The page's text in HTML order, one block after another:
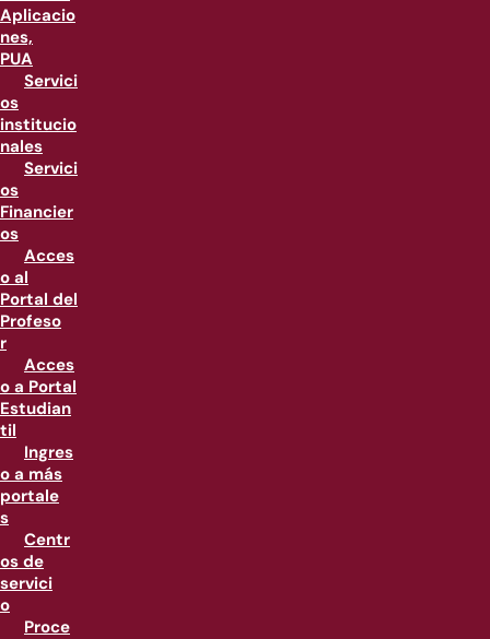
Aplicacio
nes,
PUA
Servici
os
institucio
nales
Servici
os
Financier
os
Acces
o al
Portal del
Profeso
r
Acces
o a Portal
Estudian
til
Ingres
o a más
portale
s
Centr
os de
servici
o
Proce